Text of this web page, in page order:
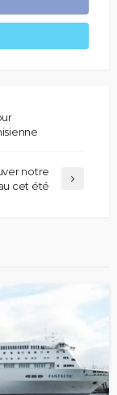
notre
cet été